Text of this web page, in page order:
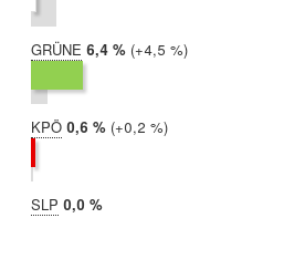
GRÜNE 2019:
6,4 %
2017:
2,0 %
Differenz:
+4,5 %
KPÖ 2019:
0,6 %
2017:
0,3 %
Differenz:
+0,2 %
SLP 2019:
0,0 %